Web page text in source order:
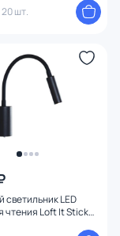
шт.
светильник LED
чтения Loft It Stick